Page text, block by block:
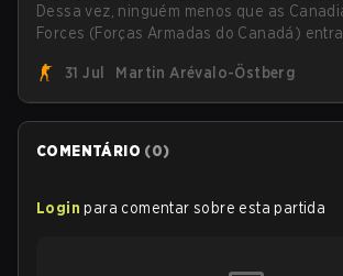
Dessa vez, ninguém menos que as
Forces (Forças Armadas do Canadá)
31 Jul
Martin Arévalo-Östberg
COMENTÁRIO (0)
Login para comentar sobre esta partida